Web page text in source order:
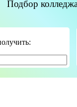
Подбор